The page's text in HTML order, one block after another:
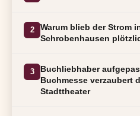
2
Warum blieb der Strom
Schrobenhausen
3
Buchliebhaber
Buchmesse verzaubert
Stadttheater